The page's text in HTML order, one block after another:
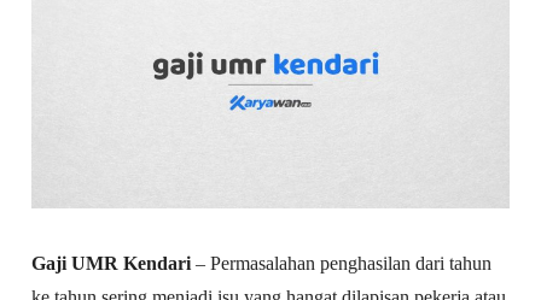
Gaji UMR Kendari – Permasalahan penghasilan dari tahun